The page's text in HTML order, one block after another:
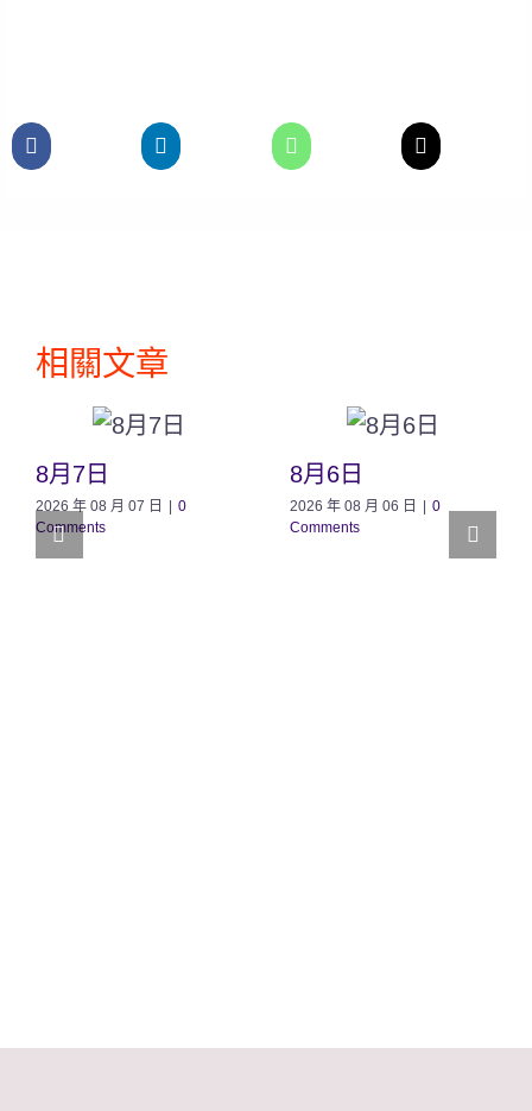
相關文章
8月7日
2026 年 08 月 07 日
0
Comments
8月6日
2026 年 08 月 06 日
0
Comments